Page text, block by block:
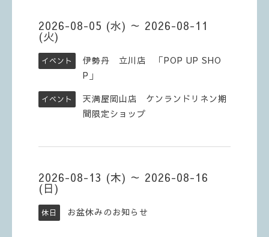
2026-08-05 (水) ～ 2026-08-11
(火)
イベント
伊勢丹 立川店 「POP UP SHO
P」
イベント
天満屋岡山店 ケンランドリネン期
間限定ショップ
2026-08-13 (木) ～ 2026-08-16
(日)
休日 お盆休みのお知らせ